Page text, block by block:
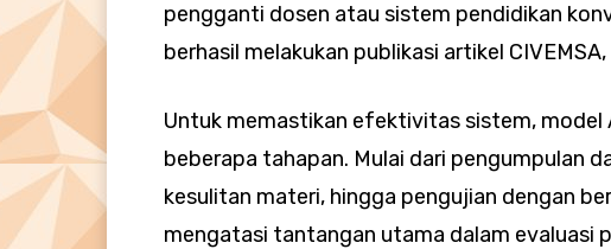
pengganti dosen atau sistem pendidikan
berhasil melakukan publikasi artikel CIVEMSA,
Untuk memastikan efektivitas sistem, model
beberapa tahapan. Mulai dari pengumpulan
kesulitan materi, hingga pengujian dengan
mengatasi tantangan utama dalam evaluasi